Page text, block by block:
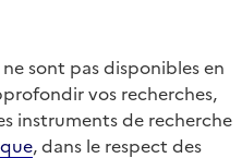
sont pas disponibles en
vos recherches,
instruments de recherche
, dans le respect des